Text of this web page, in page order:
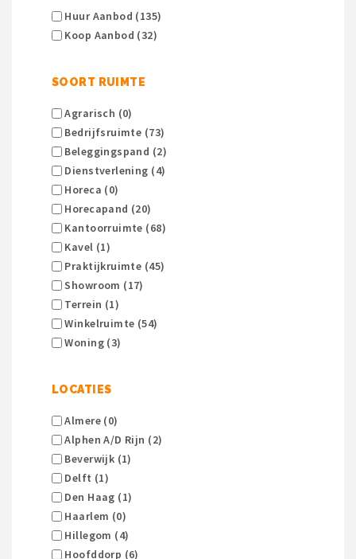
Huur Aanbod (135)
Koop Aanbod (32)
SOORT RUIMTE
Agrarisch (0)
Bedrijfsruimte (73)
Beleggingspand (2)
Dienstverlening (4)
Horeca (0)
Horecapand (20)
Kantoorruimte (68)
Kavel (1)
Praktijkruimte (45)
Showroom (17)
Terrein (1)
Winkelruimte (54)
Woning (3)
LOCATIES
Almere (0)
Alphen A/d Rijn (2)
Beverwijk (1)
Delft (1)
Den Haag (1)
Haarlem (0)
Hillegom (4)
Hoofddorp (6)